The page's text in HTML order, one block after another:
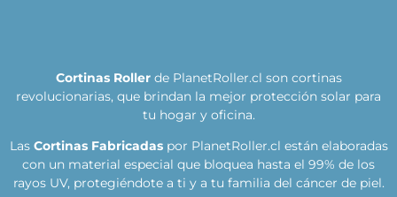
Cortinas Rollerde PlanetRoller.cl son cortinas
revolucionarias, que brindan la mejor protección solar para
tu hogar y oficina.
Las Cortinas Fabricadaspor PlanetRoller.cl están elaboradas
con un material especial que bloquea hasta el 99% de los
rayos UV, protegiéndote a ti y a tu familia del cáncer de piel.